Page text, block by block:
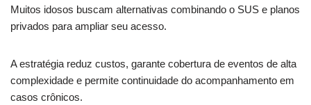
Muitos idosos buscam alternativas combinando o SUS e planos
privados para ampliar seu acesso.
A estratégia reduz custos, garante cobertura de eventos de alta
complexidade e permite continuidade do acompanhamento em
casos crônicos.